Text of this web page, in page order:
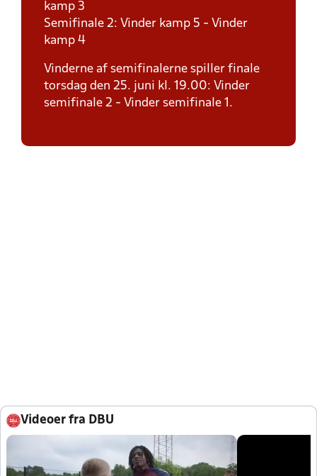
kamp 3
Semifinale 2: Vinder kamp 5 - Vinder
kamp 4
Vinderne af semifinalerne spiller finale
torsdag den 25. juni kl. 19.00: Vinder
semifinale 2 - Vinder semifinale 1.
Videoer fra DBU